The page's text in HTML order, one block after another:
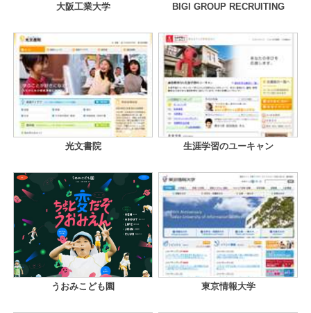
大阪工業大学 BIGI GROUP RECRUITING
光文書院 生涯学習のユーキャン
うおみこども園 東京情報大学